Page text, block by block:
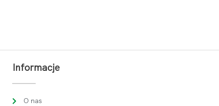
Informacje
O nas